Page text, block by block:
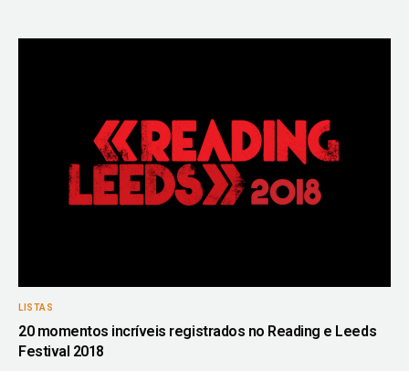
LISTAS
20 momentos incríveis registrados no Reading e Leeds
Festival 2018